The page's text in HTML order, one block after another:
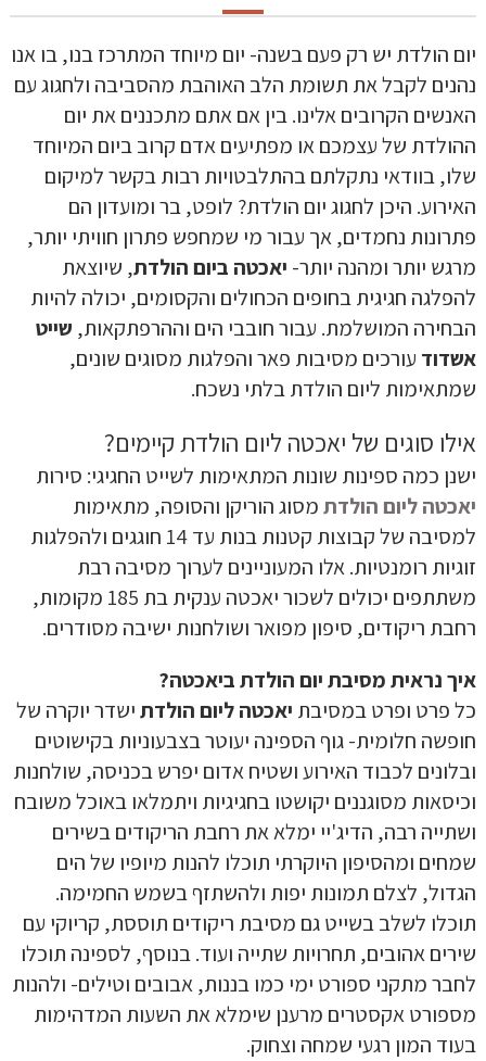
יום הולדת יש רק פעם בשנה- יום מיוחד המתרכז בנו, בו אנו
נהנים לקבל את תשומת הלב האוהבת מהסביבה ולחגוג עם
האנשים הקרובים אלינו. בין אם אתם מתכננים את יום
ההולדת של עצמכם או מפתיעים אדם קרוב ביום המיוחד
שלו, בוודאי נתקלתם בהתלבטויות רבות בקשר למיקום
האירוע. היכן לחגוג יום הולדת? לופט, בר ומועדון הם
פתרונות נחמדים, אך עבור מי שמחפש פתרון חוויתי יותר,
מרגש יותר ומהנה יותר- יאכטה ביום הולדת, שיוצאת
להפלגה חגיגית בחופים הכחולים והקסומים, יכולה להיות
הבחירה המושלמת. עבור חובבי הים וההרפתקאות, שייט
אשדוד עורכים מסיבות פאר והפלגות מסוגים שונים,
שמתאימות ליום הולדת בלתי נשכח.
אילו סוגים של יאכטה ליום הולדת קיימים?
ישנן כמה ספינות שונות המתאימות לשייט החגיגי: סירות
יאכטה ליום הולדתמסוג הוריקן והסופה, מתאימות
למסיבה של קבוצות קטנות בנות עד 14 חוגגים ולהפלגות
זוגיות רומנטיות. אלו המעוניינים לערוך מסיבה רבת
משתתפים יכולים לשכור יאכטה ענקית בת 185 מקומות,
רחבת ריקודים, סיפון מפואר ושולחנות ישיבה מסודרים.
איך נראית מסיבת יום הולדת ביאכטה?
כל פרט ופרט במסיבת יאכטה ליום הולדתישדר יוקרה של
חופשה חלומית- גוף הספינה יעוטר בצבעוניות בקישוטים
ובלונים לכבוד האירוע ושטיח אדום יפרש בכניסה, שולחנות
וכיסאות מסוגננים יקושטו בחגיגיות ויתמלאו באוכל משובח
ושתייה רבה, הדיג'יי ימלא את רחבת הריקודים בשירים
שמחים ומהסיפון היוקרתי תוכלו להנות מיופיו של הים
הגדול, לצלם תמונות יפות ולהשתזף בשמש החמימה.
תוכלו לשלב בשייט גם מסיבת ריקודים תוססת, קריוקי עם
שירים אהובים, תחרויות שתייה ועוד. בנוסף, לספינה תוכלו
לחבר מתקני ספורט ימי כמו בננות, אבובים וטילים- ולהנות
מספורט אקסטרים מרענן שימלא את השעות המדהימות
בעוד המון רגעי שמחה וצחוק.